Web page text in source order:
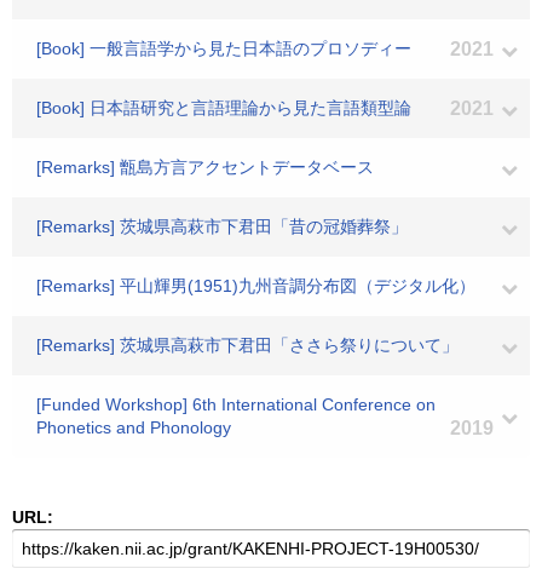
[Book] 一般言語学から見た日本語のプロソディー 2021
[Book] 日本語研究と言語理論から見た言語類型論 2021
[Remarks] 甑島方言アクセントデータベース
[Remarks] 茨城県高萩市下君田「昔の冠婚葬祭」
[Remarks] 平山輝男(1951)九州音調分布図（デジタル化）
[Remarks] 茨城県高萩市下君田「ささら祭りについて」
[Funded Workshop] 6th International Conference on
Phonetics and Phonology
2019
URL: